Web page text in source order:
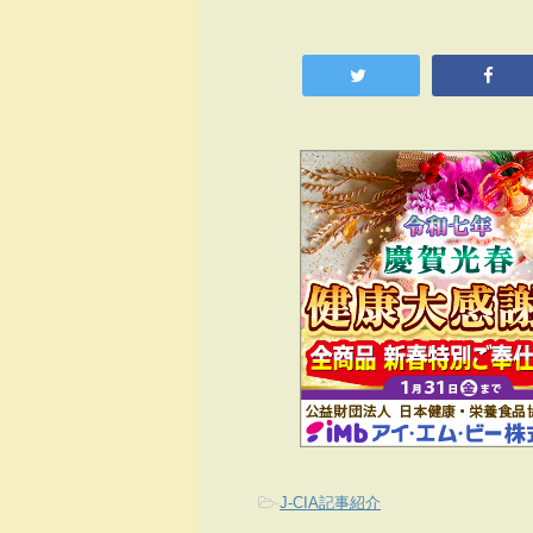
-J-CIA記事紹介